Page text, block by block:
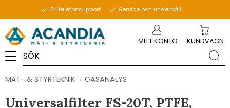
Fri telefonsupport Service och underhåll
MITT KONTO KUNDVAGN
MÄT- & STYRTEKNIK GASANALYS
Universalfilter FS-20T, PTFE,